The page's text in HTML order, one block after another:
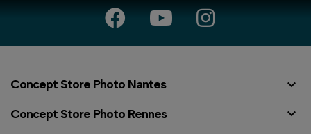
Concept Store Photo Nantes 
Concept Store Photo Rennes 